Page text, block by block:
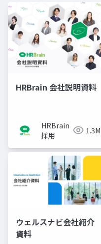
HRBrain 会社説明資料
HRBrain
採用
1.3M
ウェルスナビ会社紹介
資料